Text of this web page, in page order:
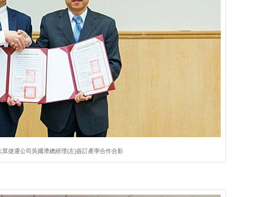
眾捷運公司吳國濟總經理(左)簽訂產學合作合影